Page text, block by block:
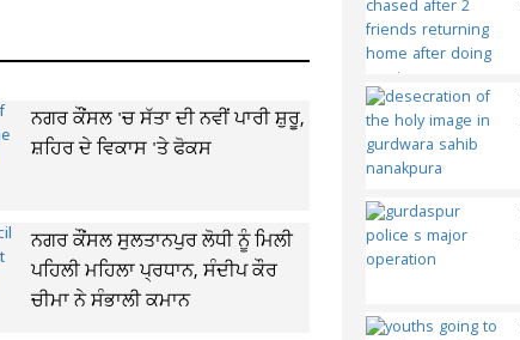
ਨਗਰ ਕੌਂਸਲ 'ਚ ਸੱਤਾ ਦੀ ਨਵੀਂ ਪਾਰੀ ਸ਼ੁਰੂ,
ਸ਼ਹਿਰ ਦੇ ਵਿਕਾਸ 'ਤੇ ਫੋਕਸ
ਨਗਰ ਕੌਂਸਲ ਸੁਲਤਾਨਪੁਰ ਲੋਧੀ ਨੂੰ ਮਿਲੀ
ਪਹਿਲੀ ਮਹਿਲਾ ਪ੍ਰਧਾਨ, ਸੰਦੀਪ ਕੌਰ
ਚੀਮਾ ਨੇ ਸੰਭਾਲੀ ਕਮਾਨ